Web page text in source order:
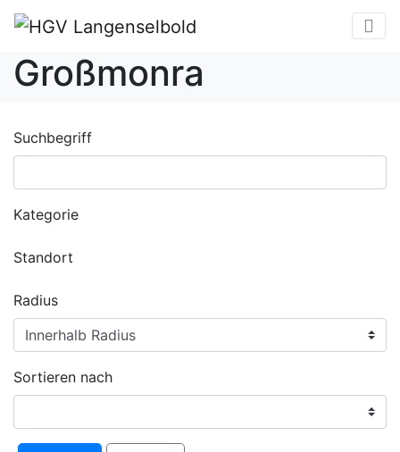
Großmonra
Suchbegriff
Kategorie
Standort
Radius
Sortieren nach